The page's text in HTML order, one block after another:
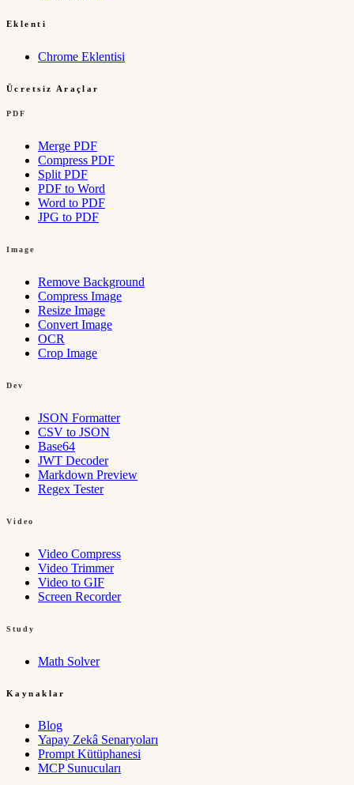
Eklenti
Chrome Eklentisi
Ücretsiz Araçlar
PDF
Merge PDF
Compress PDF
Split PDF
PDF to Word
Word to PDF
JPG to PDF
Image
Remove Background
Compress Image
Resize Image
Convert Image
OCR
Crop Image
Dev
JSON Formatter
CSV to JSON
Base64
JWT Decoder
Markdown Preview
Regex Tester
Video
Video Compress
Video Trimmer
Video to GIF
Screen Recorder
Study
Math Solver
Kaynaklar
Blog
Yapay Zekâ Senaryoları
Prompt Kütüphanesi
MCP Sunucuları